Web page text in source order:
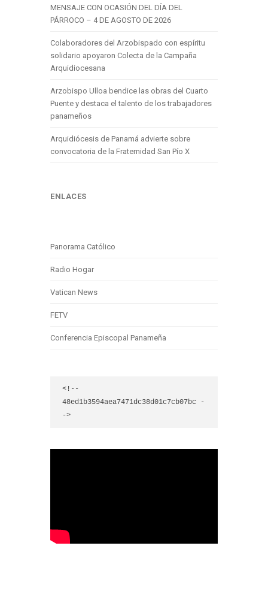
MENSAJE CON OCASIÓN DEL DÍA DEL
PÁRROCO – 4 DE AGOSTO DE 2026
Colaboradores del Arzobispado con espíritu
solidario apoyaron Colecta de la Campaña
Arquidiocesana
Arzobispo Ulloa bendice las obras del Cuarto
Puente y destaca el talento de los trabajadores
panameños
Arquidiócesis de Panamá advierte sobre
convocatoria de la Fraternidad San Pío X
ENLACES
Panorama Católico
Radio Hogar
Vatican News
FETV
Conferencia Episcopal Panameña
<!--
48ed1b3594aea7471dc38d01c7cb07bc -
->